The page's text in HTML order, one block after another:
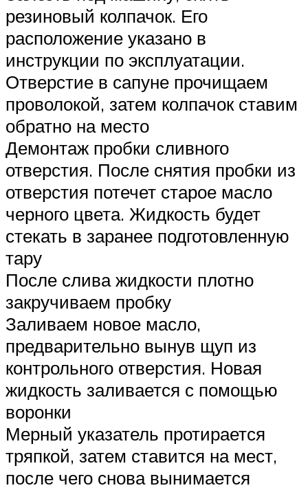
резиновый колпачок. Его
расположение указано в
инструкции по эксплуатации.
Отверстие в сапуне прочищаем
проволокой, затем колпачок ставим
обратно на место
Демонтаж пробки сливного
отверстия. После снятия пробки из
отверстия потечет старое масло
черного цвета. Жидкость будет
стекать в заранее подготовленную
тару
После слива жидкости плотно
закручиваем пробку
Заливаем новое масло,
предварительно вынув щуп из
контрольного отверстия. Новая
жидкость заливается с помощью
воронки
Мерный указатель протирается
тряпкой, затем ставится на мест,
после чего снова вынимается